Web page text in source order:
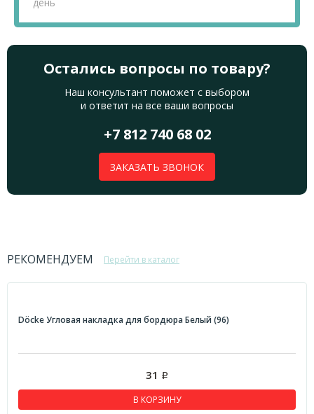
Остались вопросы по товару?
Наш консультант поможет с выбором
и ответит на все ваши вопросы
+7 812 740 68 02
ЗАКАЗАТЬ ЗВОНОК
РЕКОМЕНДУЕМ Перейти в каталог
Döcke Угловая накладка для бордюра Белый (96)
31 Р
В КОРЗИНУ